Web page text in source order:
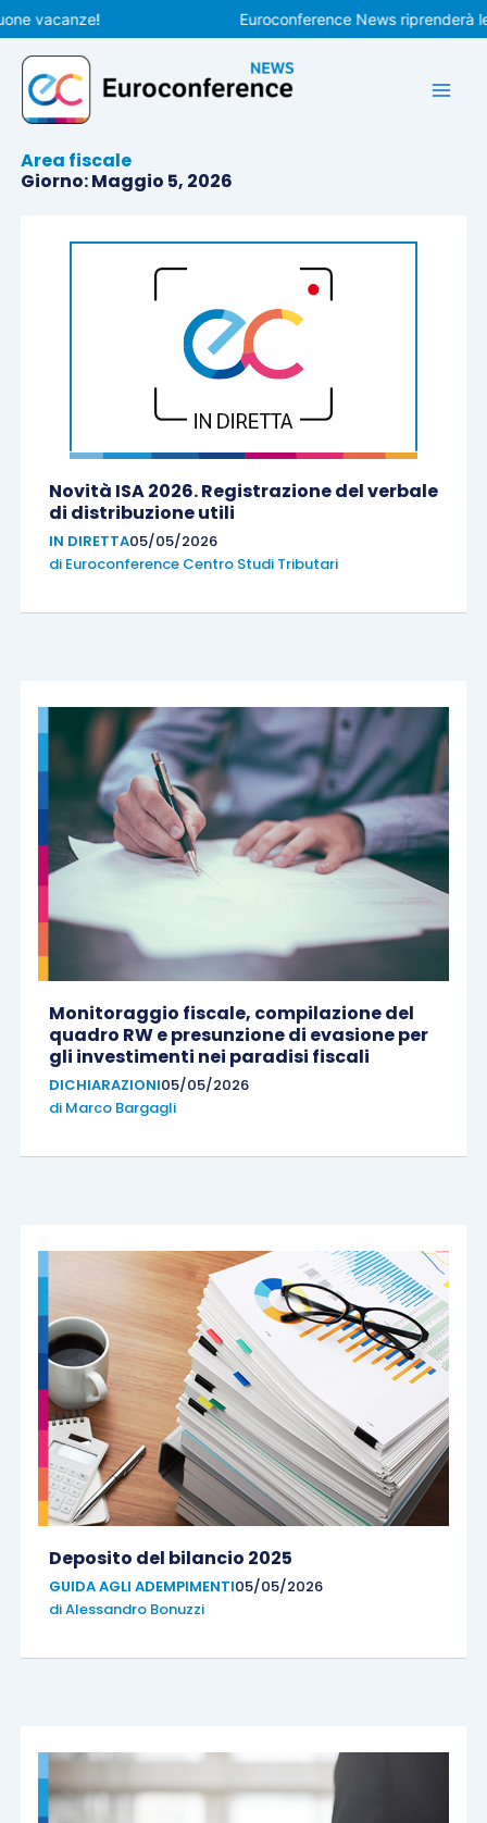
Vai
al
contenuto
Euroconference News riprenderà le
Area fiscale
Giorno: Maggio 5, 2026
Novità ISA 2026. Registrazione del verbale
di distribuzione utili
IN DIRETTA05/05/2026
di Euroconference Centro Studi Tributari
Monitoraggio fiscale, compilazione del
quadro RW e presunzione di evasione per
gli investimenti nei paradisi fiscali
DICHIARAZIONI05/05/2026
di Marco Bargagli
Deposito del bilancio 2025
GUIDA AGLI ADEMPIMENTI05/05/2026
diAlessandro Bonuzzi